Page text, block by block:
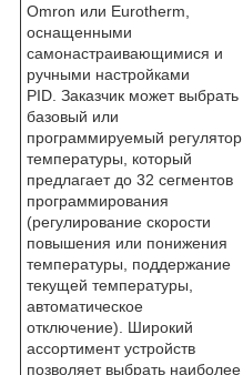
Omron или Eurotherm,
оснащенными
самонастраивающимися и
ручными настройками
PID. Заказчик может выбрать
базовый или
программируемый регулятор
температуры, который
предлагает до 32 сегментов
программирования
(регулирование скорости
повышения или понижения
температуры, поддержание
текущей температуры,
автоматическое
отключение). Широкий
ассортимент устройств
позволяет выбрать наиболее